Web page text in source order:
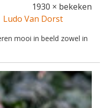
1930 × bekeken
Ludo Van Dorst
mooi in beeld zowel in